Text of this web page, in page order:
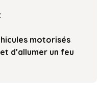
motorisés
d’allumer un feu